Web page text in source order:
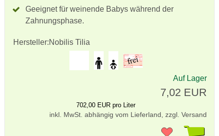
Geeignet für weinende Babys während der
Zahnungsphase.
Hersteller:Nobilis Tilia
Auf Lager
7,02 EUR
702,00 EUR pro Liter
inkl. MwSt. abhängig vom Lieferland, zzgl. Versand